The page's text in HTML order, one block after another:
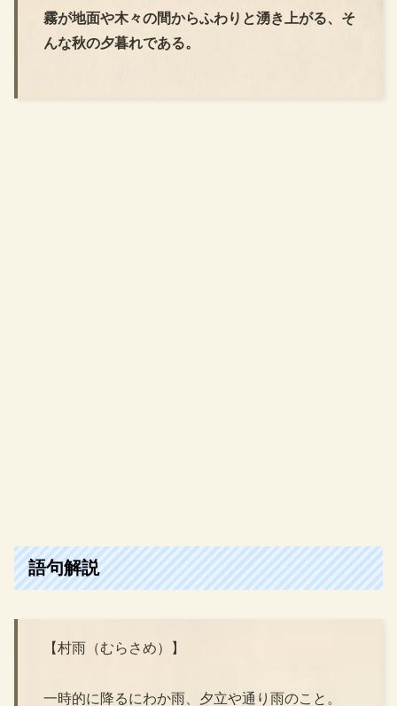
霧が地面や木々の間からふわりと湧き上がる、そ
んな秋の夕暮れである。
語句解説
【村雨（むらさめ）】
一時的に降るにわか雨、夕立や通り雨のこと。